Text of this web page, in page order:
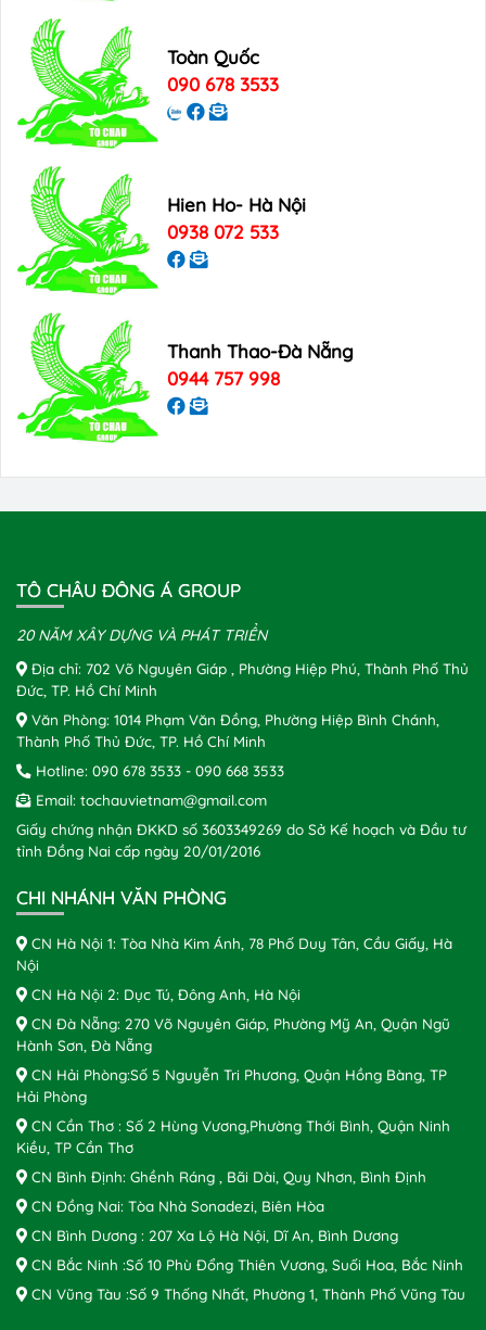
Toàn Quốc
090 678 3533
Hien Ho- Hà Nội
0938 072 533
Thanh Thao-Đà Nẵng
0944 757 998
TÔ CHÂU ĐÔNG Á GROUP
20 NĂM XÂY DỰNG VÀ PHÁT TRIỂN
Địa chỉ: 702 Võ Nguyên Giáp , Phường Hiệp Phú, Thành Phố Thủ
Đức, TP. Hồ Chí Minh
Văn Phòng: 1014 Phạm Văn Đồng, Phường Hiệp Bình Chánh,
Thành Phố Thủ Đức, TP. Hồ Chí Minh
Hotline: 090 678 3533 - 090 668 3533
Email: tochauvietnam@gmail.com
Giấy chứng nhận ĐKKD số 3603349269 do Sở Kế hoạch và Đầu tư
tỉnh Đồng Nai cấp ngày 20/01/2016
CHI NHÁNH VĂN PHÒNG
CN Hà Nội 1: Tòa Nhà Kim Ánh, 78 Phố Duy Tân, Cầu Giấy, Hà
Nội
CN Hà Nội 2: Dục Tú, Đông Anh, Hà Nội
CN Đà Nẵng: 270 Võ Nguyên Giáp, Phường Mỹ An, Quận Ngũ
Hành Sơn, Đà Nẵng
CN Hải Phòng:Số 5 Nguyễn Tri Phương, Quận Hồng Bàng, TP
Hải Phòng
CN Cần Thơ : Số 2 Hùng Vương,Phường Thới Bình, Quận Ninh
Kiều, TP Cần Thơ
CN Bình Định: Ghềnh Ráng , Bãi Dài, Quy Nhơn, Bình Định
CN Đồng Nai: Tòa Nhà Sonadezi, Biên Hòa
CN Bình Dương : 207 Xa Lộ Hà Nội, Dĩ An, Bình Dương
CN Bắc Ninh :Số 10 Phù Đổng Thiên Vương, Suối Hoa, Bắc Ninh
CN Vũng Tàu :Số 9 Thống Nhất, Phường 1, Thành Phố Vũng Tàu